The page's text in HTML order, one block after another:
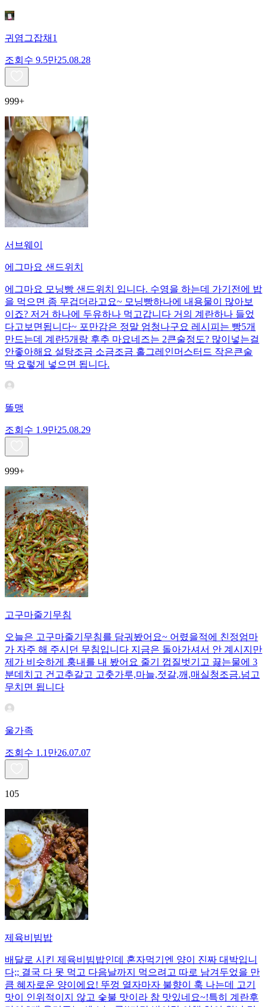
귀염그잡채1
조회수 9.5만25.08.28
999+
서브웨이
에그마요 샌드위치
에그마요 모닝빵 샌드위치 입니다. 수영을 하는데 가기전에 밥
을 먹으면 좀 무겁더라고요~ 모닝빵하나에 내용물이 많아보
이죠? 저거 하나에 두유하나 먹고갑니다 거의 계란하나 들었
다고보면됩니다~ 포만감은 정말 엄청나구요 레시피는 빵5개
만드는데 계란5개랑 후추 마요네즈는 2큰술정도? 많이넣는걸
안좋아해요 설탕조금 소금조금 홀그레인머스터드 작은큰술
딱 요렇게 넣으면 됩니다.
똘맹
조회수 1.9만25.08.29
999+
고구마줄기무침
오늘은 고구마줄기무침를 담궈봤어요~ 어렸을적에 친정엄마
가 자주 해 주시던 무침입니다 지금은 돌아가셔서 안 계시지만
제가 비슷하게 훙내를 내 봤어요 줄기 껍질벗기고 끓는물에 3
분데치고 건고추갈고 고춧가루,마늘,젓갈,깨,매실청조금.넘고
무치면 됩니다
울가족
조회수 1.1만26.07.07
105
제육비빔밥
배달로 시킨 제육비빔밥인데 혼자먹기엔 양이 진짜 대박입니
다;; 결국 다 못 먹고 다음날까지 먹으려고 따로 남겨두었을 만
큼 혜자로운 양이에요! 뚜껑 열자마자 불향이 훅 나는데 고기
맛이 인위적이지 않고 숯불 맛이라 참 맛있네요~!특히 계란후